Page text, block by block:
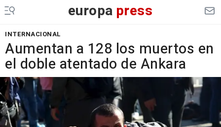
europa press
INTERNACIONAL
Aumentan a 128 los muertos en
el doble atentado de Ankara